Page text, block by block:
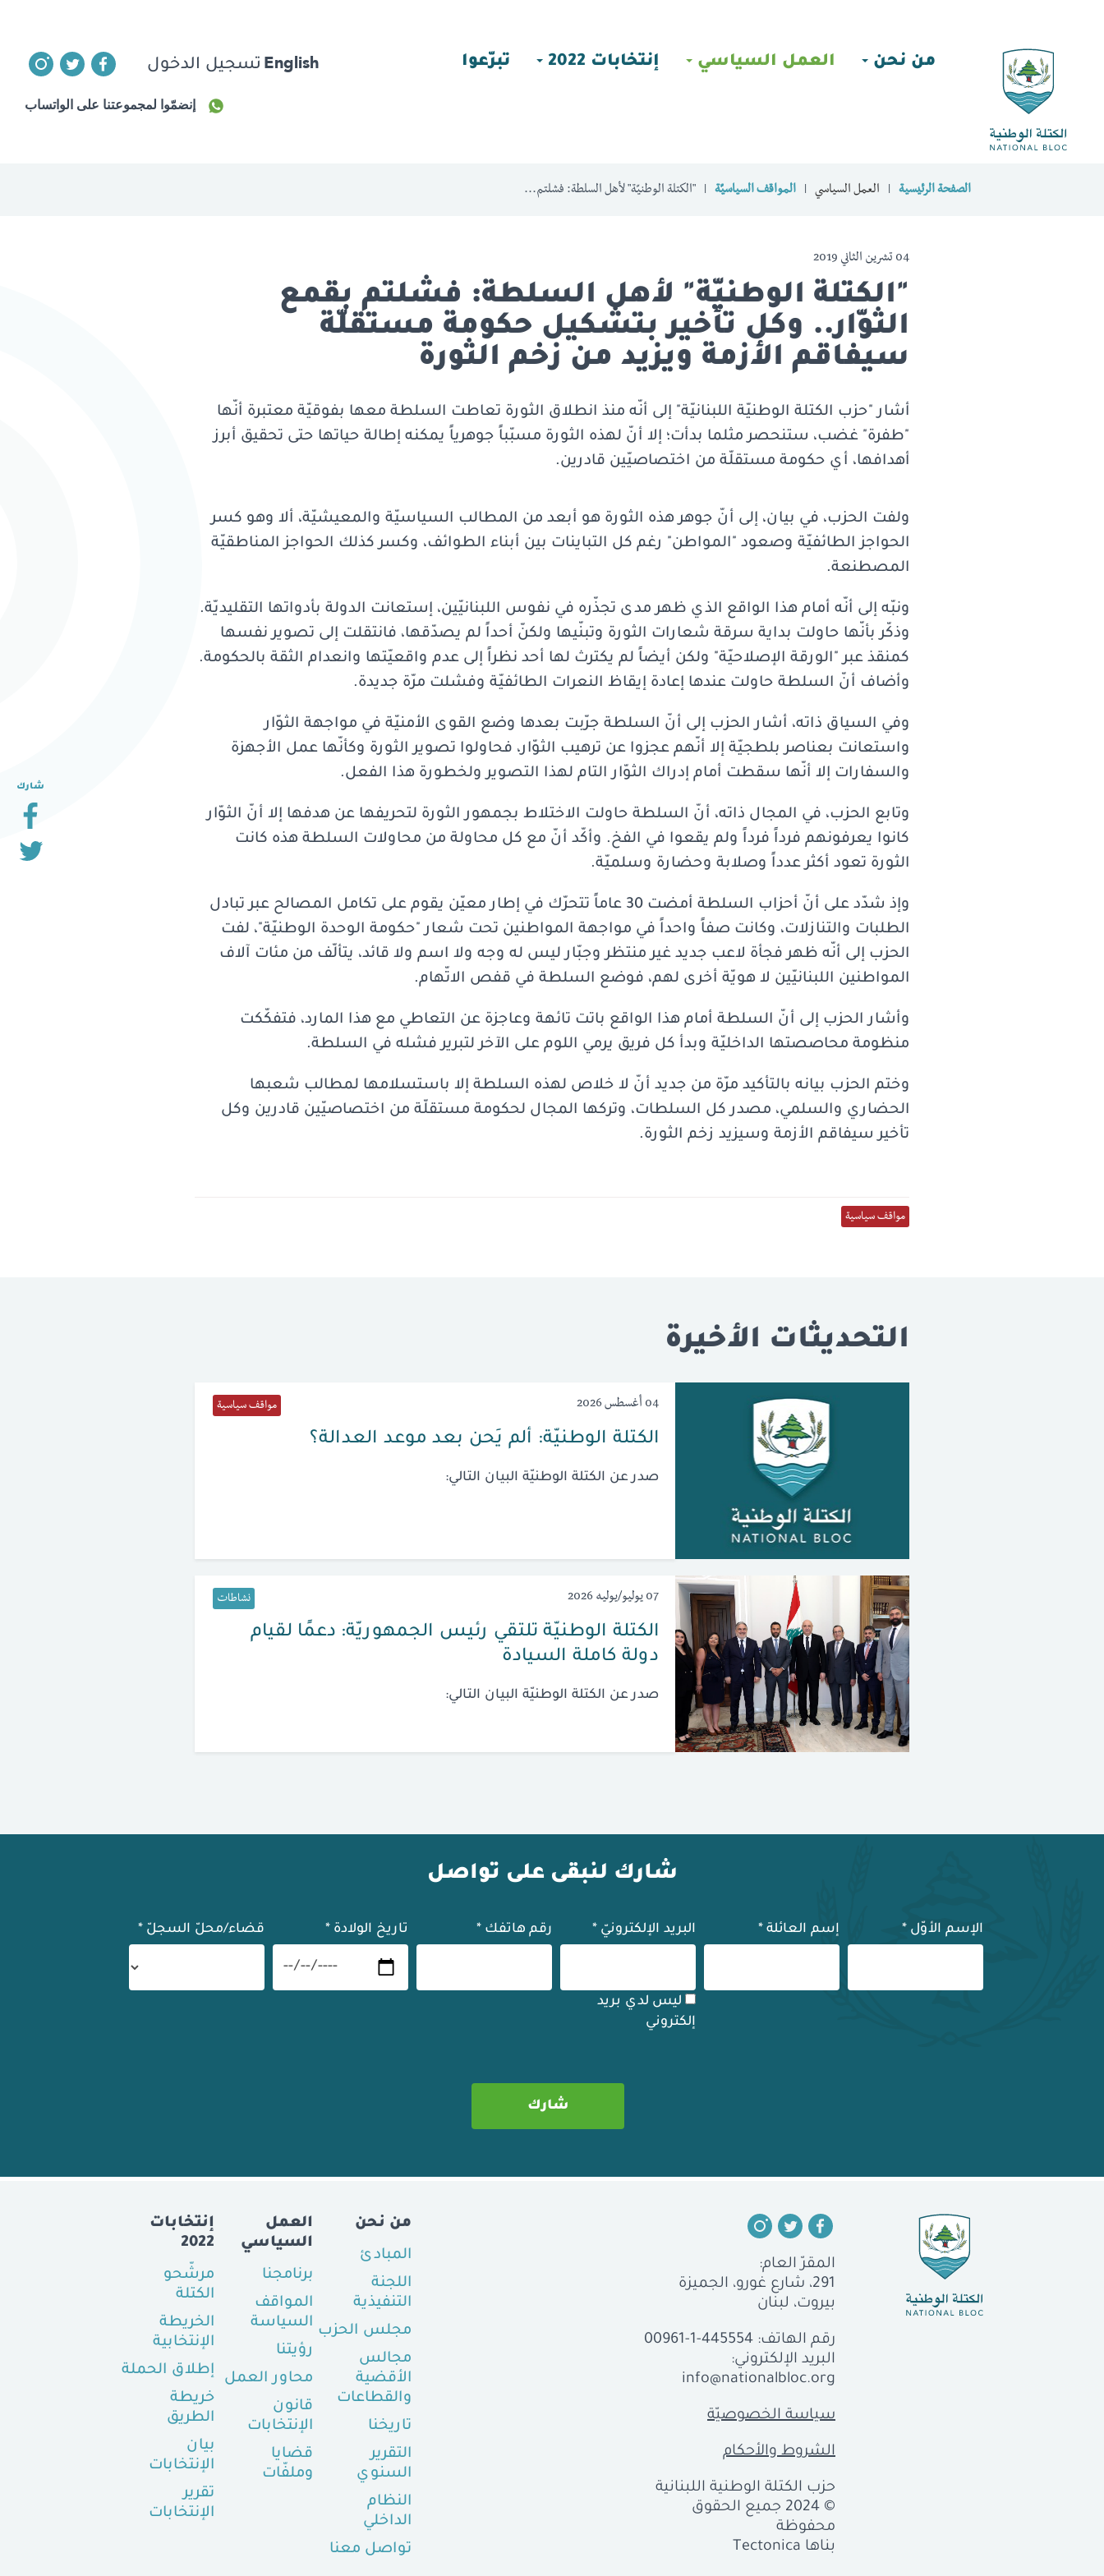
English تسجيل الدخول
إنضمّوا لمجموعتنا على الواتساب
تبرّعوا إنتخابات 2022 العمل السياسي من نحن
شارك
الصفحة الرئيسية العمل السياسي المواقف السياسيّة "الكتلة الوطنيّة" لأهل السلطة: فشلتم...
04 تشرين الثاني 2019
"الكتلة الوطنيّة" لأهل السلطة: فشلتم بقمع
الثوّار.. وكل تأخير بتشكيل حكومة مستقلّة
سيفاقم الأزمة ويزيد من زخم الثورة
أشار "حزب الكتلة الوطنيّة اللبنانيّة" إلى أنّه منذ انطلاق الثورة تعاطت السلطة معها بفوقيّة معتبرة أنّها
"طفرة" غضب، ستنحصر مثلما بدأت؛ إلا أنّ لهذه الثورة مسبّباً جوهرياً يمكنه إطالة حياتها حتى تحقيق أبرز
أهدافها، أي حكومة مستقلّة من اختصاصيّين قادرين.
ولفت الحزب، في بيان، إلى أنّ جوهر هذه الثورة هو أبعد من المطالب السياسيّة والمعيشيّة، ألا وهو كسر
الحواجز الطائفيّة وصعود "المواطن" رغم كل التباينات بين أبناء الطوائف، وكسر كذلك الحواجز المناطقيّة
المصطنعة.
ونبّه إلى أنّه أمام هذا الواقع الذي ظهر مدى تجذّره في نفوس اللبنانيّين، إستعانت الدولة بأدواتها التقليديّة.
وذكّر بأنّها حاولت بداية سرقة شعارات الثورة وتبنّيها ولكنّ أحداً لم يصدّقها، فانتقلت إلى تصوير نفسها
كمنقذ عبر "الورقة الإصلاحيّة" ولكن أيضاً لم يكترث لها أحد نظراً إلى عدم واقعيّتها وانعدام الثقة بالحكومة.
وأضاف أنّ السلطة حاولت عندها إعادة إيقاظ النعرات الطائفيّة وفشلت مرّة جديدة.
وفي السياق ذاته، أشار الحزب إلى أنّ السلطة جرّبت بعدها وضع القوى الأمنيّة في مواجهة الثوّار
واستعانت بعناصر بلطجيّة إلا أنّهم عجزوا عن ترهيب الثوّار، فحاولوا تصوير الثورة وكأنّها عمل الأجهزة
والسفارات إلا أنّها سقطت أمام إدراك الثوّار التام لهذا التصوير ولخطورة هذا الفعل.
وتابع الحزب، في المجال ذاته، أنّ السلطة حاولت الاختلاط بجمهور الثورة لتحريفها عن هدفها إلا أنّ الثوّار
كانوا يعرفونهم فرداً فرداً ولم يقعوا في الفخ. وأكّد أنّ مع كل محاولة من محاولات السلطة هذه كانت
الثورة تعود أكثر عدداً وصلابة وحضارة وسلميّة.
وإذ شدّد على أنّ أحزاب السلطة أمضت 30 عاماً تتحرّك في إطار معيّن يقوم على تكامل المصالح عبر تبادل
الطلبات والتنازلات، وكانت صفاً واحداً في مواجهة المواطنين تحت شعار "حكومة الوحدة الوطنيّة"، لفت
الحزب إلى أنّه ظهر فجأة لاعب جديد غير منتظر وجبّار ليس له وجه ولا اسم ولا قائد، يتألّف من مئات آلاف
المواطنين اللبنانيّين لا هويّة أخرى لهم، فوضع السلطة في قفص الاتّهام.
وأشار الحزب إلى أنّ السلطة أمام هذا الواقع باتت تائهة وعاجزة عن التعاطي مع هذا المارد، فتفكّكت
منظومة محاصصتها الداخليّة وبدأ كل فريق يرمي اللوم على الآخر لتبرير فشله في السلطة.
وختم الحزب بيانه بالتأكيد مرّة من جديد أنّ لا خلاص لهذه السلطة إلا باستسلامها لمطالب شعبها
الحضاري والسلمي، مصدر كل السلطات، وتركها المجال لحكومة مستقلّة من اختصاصيّين قادرين وكل
تأخير سيفاقم الأزمة وسيزيد زخم الثورة.
مواقف سياسية
التحديثات الأخيرة
04 أغسطس 2026 مواقف سياسية
الكتلة الوطنيّة: ألم يَحن بعد موعد العدالة؟
صدر عن الكتلة الوطنيّة البيان التالي:
07 يوليو/يوليه 2026 نشاطات
الكتلة الوطنيّة تلتقي رئيس الجمهوريّة: دعمًا لقيام
دولة كاملة السيادة
صدر عن الكتلة الوطنيّة البيان التالي:
شارك لنبقى على تواصل
الإسم الأوّل * إسم العائلة * البريد الإلكترونيّ *
ليس لدي بريد
إلكتروني
رقم هاتفك * تاريخ الولادة * قضاء/محلّ السجلّ *
إنتخابات
2022
مرشّحو
الكتلة
الخريطة
الإنتخابية
إطلاق الحملة
خريطة
الطريق
بيان
الإنتخابات
تقرير
الإنتخابات
العمل
السياسي
برنامجنا
المواقف
السياسة
رؤيتنا
محاور العمل
قانون
الإنتخابات
قضايا
وملفّات
من نحن
المبادئ
اللجنة
التنفيذية
مجلس الحزب
مجالس
الأقضية
والقطاعات
تاريخنا
التقرير
السنوي
النظام
الداخلي
تواصل معنا
المقرّ العام:
291، شارع غورو، الجميزة
بيروت، لبنان
رقم الهاتف:00961-1-445554
البريد الإلكتروني:
info@nationalbloc.org
سياسة الخصوصيّة
الشروط والأحكام
حزب الكتلة الوطنية اللبنانية
© 2024 جميع الحقوق
محفوظة
بناها Tectonica